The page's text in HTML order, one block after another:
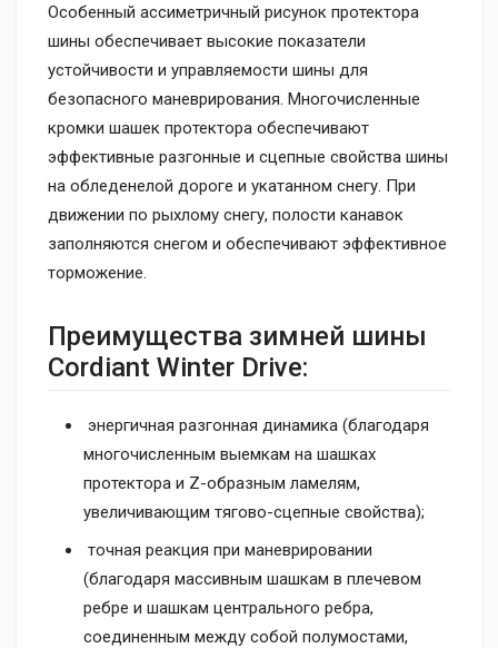
Особенный ассиметричный рисунок протектора
шины обеспечивает высокие показатели
устойчивости и управляемости шины для
безопасного маневрирования. Многочисленные
кромки шашек протектора обеспечивают
эффективные разгонные и сцепные свойства шины
на обледенелой дороге и укатанном снегу. При
движении по рыхлому снегу, полости канавок
заполняются снегом и обеспечивают эффективное
торможение.
Преимущества зимней шины
Cordiant Winter Drive:
энергичная разгонная динамика (благодаря
многочисленным выемкам на шашках
протектора и Z-образным ламелям,
увеличивающим тягово-сцепные свойства);
точная реакция при маневрировании
(благодаря массивным шашкам в плечевом
ребре и шашкам центрального ребра,
соединенным между собой полумостами,